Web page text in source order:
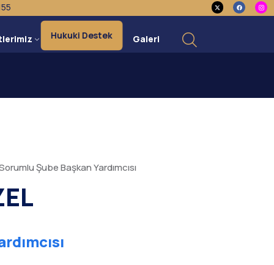
Hukuki Destek Galeri
Şube Başkan Yardımcısı